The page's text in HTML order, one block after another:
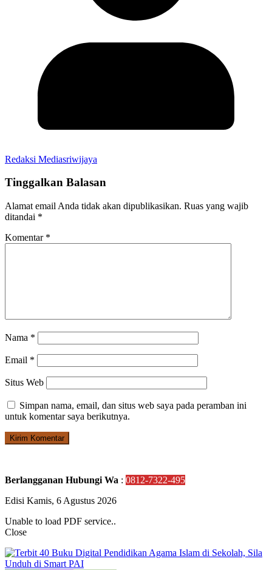
Redaksi Mediasriwijaya
Tinggalkan Balasan
Alamat email Anda tidak akan dipublikasikan. Ruas yang wajib
ditandai *
Komentar *
Nama *
Email *
Situs Web
Simpan nama, email, dan situs web saya pada peramban ini
untuk komentar saya berikutnya.
Berlangganan Hubungi Wa : 0812-7322-495
Edisi Kamis, 6 Agustus 2026
Unable to load PDF service..
Close